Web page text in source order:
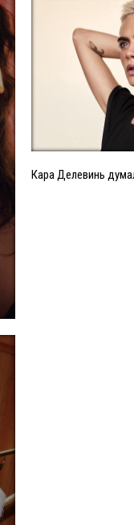
Кара Делевинь